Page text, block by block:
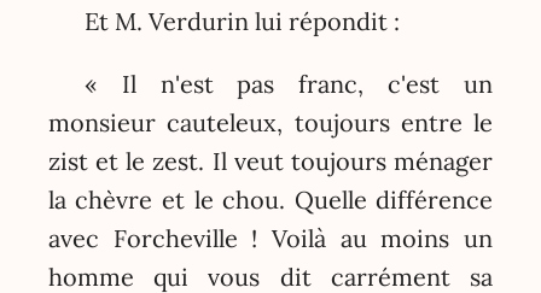
Et M. Verdurin lui répondit :
« Il n'est pas franc, c'est un
monsieur cauteleux, toujours entre le
zist et le zest. Il veut toujours ménager
la chèvre et le chou. Quelle différence
avec Forcheville ! Voilà au moins un
homme qui vous dit carrément sa